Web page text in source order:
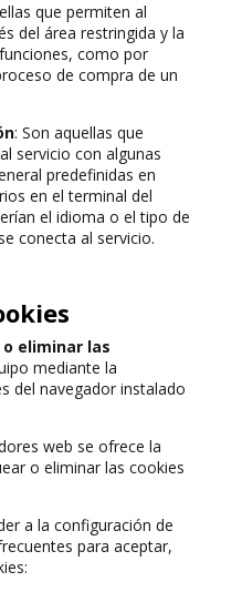
que permiten al
del área restringida y la
como por
de compra de un
: Son aquellas que
servicio con algunas
predefinidas en
en el terminal del
el idioma o el tipo de
conecta al servicio.
eliminar las
mediante la
del navegador instalado
web se ofrece la
o eliminar las cookies
a la configuración de
para aceptar,